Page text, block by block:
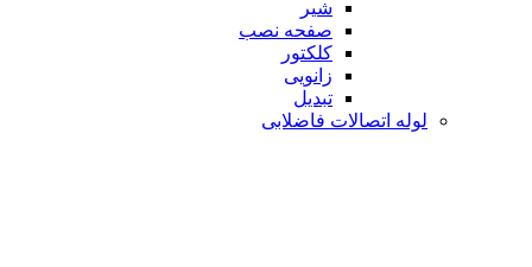
شیر
صفحه نصب
کلکتور
زانویی
تبدیل
لوله اتصالات فاضلابی